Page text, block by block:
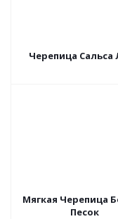
Черепица Сальса
Мягкая Черепица
Песок